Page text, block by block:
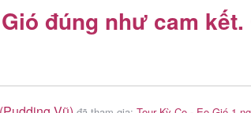
đúng như cam kết.